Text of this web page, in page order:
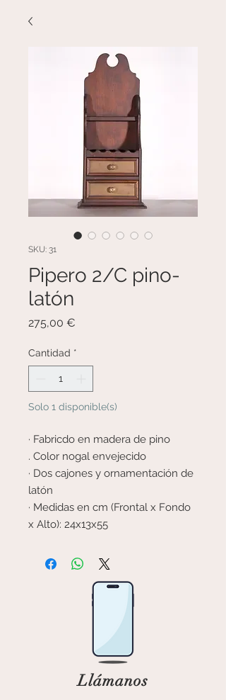
SKU: 31
Pipero 2/C pino-
latón
275,00 €
Cantidad *
Solo 1 disponible(s)
· Fabricdo en madera de pino
. Color nogal envejecido
· Dos cajones y ornamentación de
latón
· Medidas en cm (Frontal x Fondo
x Alto): 24x13x55
Llámanos